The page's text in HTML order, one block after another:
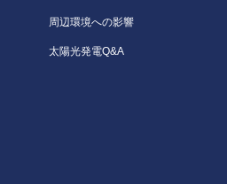
周辺環境への影響
太陽光発電Q&A